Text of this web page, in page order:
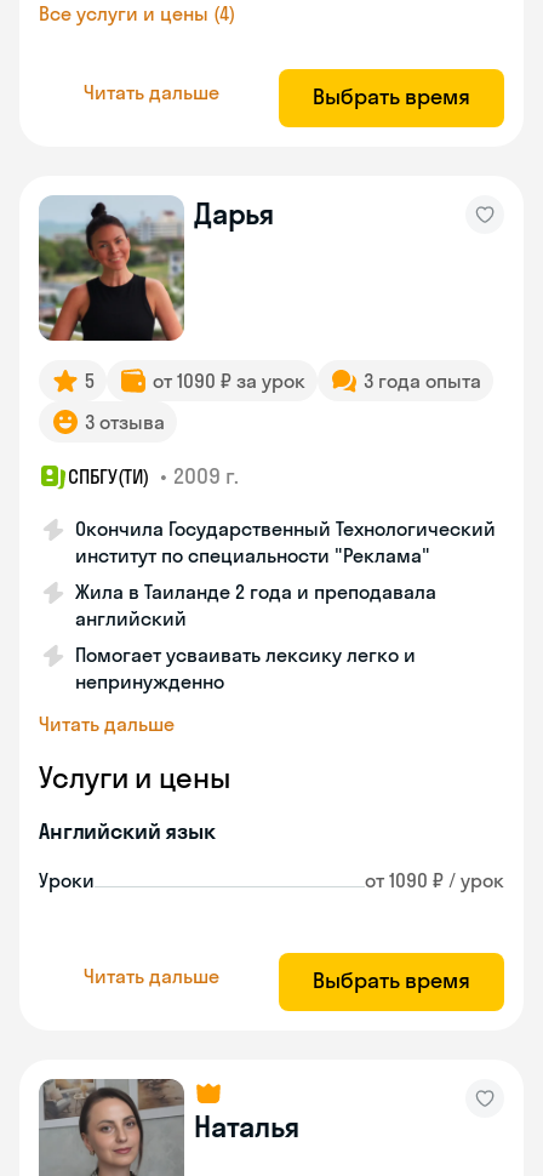
Все услуги и цены (4)
Читать дальше Выбрать время
Дарья
5 от 1090 ₽ за урок
3 года опыта
3 отзыва
СПБГУ(ТИ) • 2009 г.
Окончила Государственный Технологический
институт по специальности "Реклама"
Жила в Таиланде 2 года и преподавала
английский
Помогает усваивать лексику легко и
непринужденно
Читать дальше
Услуги и цены
Английский язык
Уроки от 1090 ₽ / урок
Читать дальше Выбрать время
Наталья